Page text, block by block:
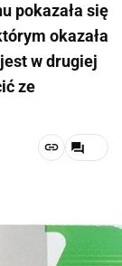
pokazała się
okazała
w drugiej
ze